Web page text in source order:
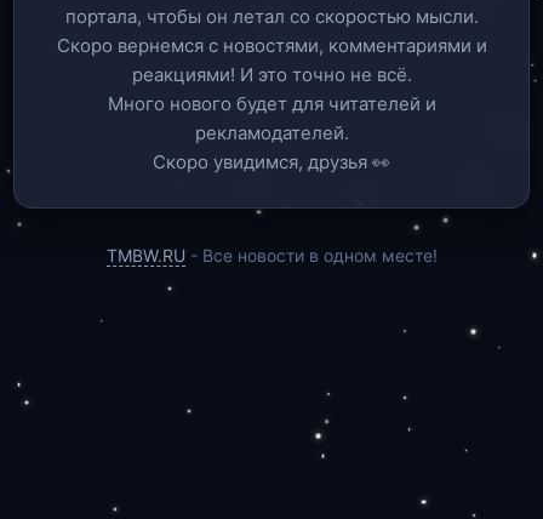
портала, чтобы он летал со скоростью мысли.
Скоро вернемся c новостями, комментариями и
реакциями! И это точно не всё.
Много нового будет для читателей и
рекламодателей.
Скоро увидимся, друзья 👀
TMBW.RU - Все новости в одном месте!